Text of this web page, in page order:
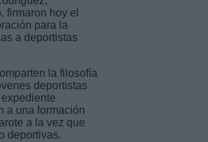
firmaron hoy el
para la
a deportistas
la filosofía
deportistas
a una formación
a la vez que
deportivas.